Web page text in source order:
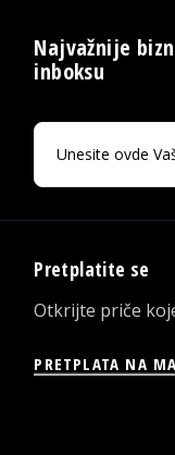
Najvažnije
inboksu
Pretplatite se
Otkrijte priče
PRETPLATA NA